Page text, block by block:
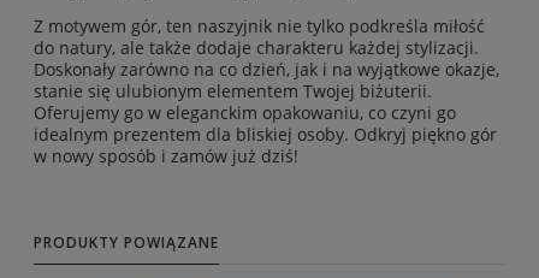
Z motywem gór, ten naszyjnik nie tylko podkreśla miłość
do natury, ale także dodaje charakteru każdej stylizacji.
Doskonały zarówno na co dzień, jak i na wyjątkowe okazje,
stanie się ulubionym elementem Twojej biżuterii.
Oferujemy go w eleganckim opakowaniu, co czyni go
idealnym prezentem dla bliskiej osoby. Odkryj piękno gór
w nowy sposób i zamów już dziś!
PRODUKTY POWIĄZANE